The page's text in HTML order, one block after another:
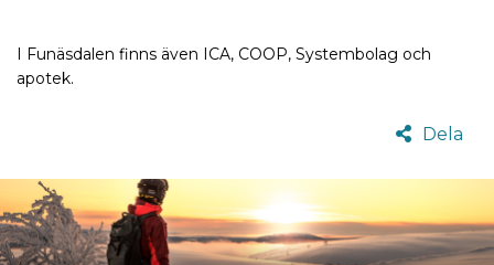
I Funäsdalen finns även ICA, COOP, Systembolag och
apotek.
Dela